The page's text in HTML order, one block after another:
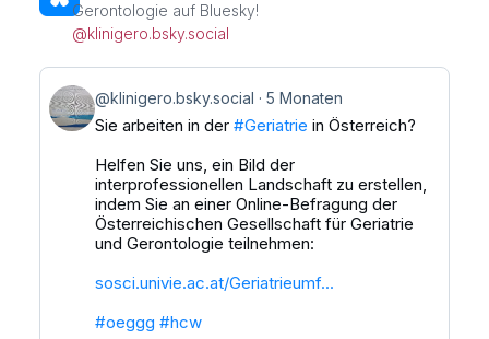
Gerontologie auf Bluesky!
@klinigero.bsky.social
@klinigero.bsky.social 5 Monaten
Sie arbeiten in der #Geriatrie in Österreich?
Helfen Sie uns, ein Bild der
interprofessionellen Landschaft zu erstellen,
indem Sie an einer Online-Befragung der
Österreichischen Gesellschaft für Geriatrie
und Gerontologie teilnehmen:
sosci.univie.ac.at/Geriatrieumf...
#oeggg #hcw